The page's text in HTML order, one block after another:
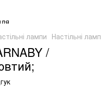
лампи Настільні
/